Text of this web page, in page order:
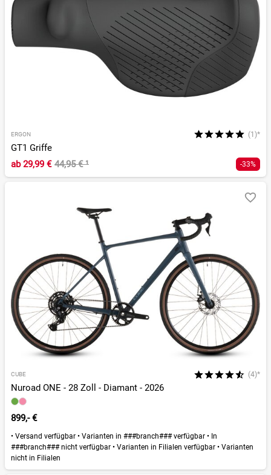
ERGON (1)*
GT1 Griffe
ab29,99 € 44,95 €¹ -33%
CUBE (4)*
Nuroad ONE - 28 Zoll - Diamant - 2026
899,- €
• Versand verfügbar • Varianten in ###branch### verfügbar • In
###branch### nicht verfügbar • Varianten in Filialen verfügbar • Varianten
nicht in Filialen